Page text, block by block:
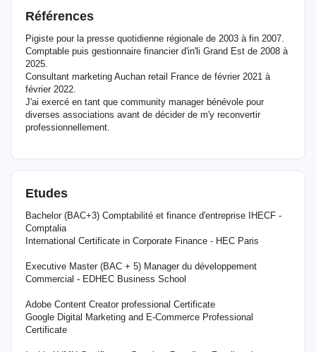
Références
Pigiste pour la presse quotidienne régionale de 2003 à fin 2007.
Comptable puis gestionnaire financier d'in'li Grand Est de 2008 à
2025.
Consultant marketing Auchan retail France de février 2021 à
février 2022.
J'ai exercé en tant que community manager bénévole pour
diverses associations avant de décider de m'y reconvertir
professionnellement.
Etudes
Bachelor (BAC+3) Comptabilité et finance d'entreprise IHECF -
Comptalia
International Certificate in Corporate Finance - HEC Paris
Executive Master (BAC + 5) Manager du développement
Commercial - EDHEC Business School
Adobe Content Creator professional Certificate
Google Digital Marketing and E-Commerce Professional
Certificate